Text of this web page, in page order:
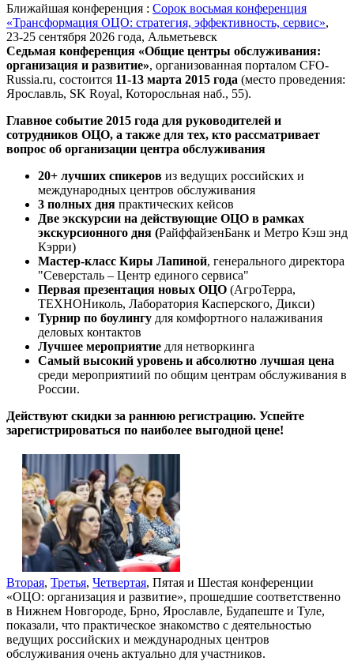
Ближайшая конференция : Сорок восьмая конференция
«Трансформация ОЦО: стратегия, эффективность, сервис»,
23-25 сентября 2026 года, Альметьевск
Седьмая конференция «Общие центры обслуживания:
организация и развитие», организованная порталом CFO-
Russia.ru, состоится 11-13 марта 2015 года (место проведения:
Ярославль, SK Royal, Которосльная наб., 55).
Главное событие 2015 года для руководителей и
сотрудников ОЦО, а также для тех, кто рассматривает
вопрос об организации центра обслуживания
20+ лучших спикеров из ведущих российских и
международных центров обслуживания
3 полных дня практических кейсов
Две экскурсии на действующие ОЦО в рамках
экскурсионного дня (РайффайзенБанк и Метро Кэш энд
Кэрри)
Мастер-класс Киры Лапиной, генерального директора
"Северсталь – Центр единого сервиса"
Первая презентация новых ОЦО (АгроТерра,
ТЕХНОНиколь, Лаборатория Касперского, Дикси)
Турнир по боулингу для комфортного налаживания
деловых контактов
Лучшее мероприятие для нетворкинга
Самый высокий уровень и абсолютно лучшая цена
среди мероприятиий по общим центрам обслуживания в
России.
Действуют скидки за раннюю регистрацию. Успейте
зарегистрироваться по наиболее выгодной цене!
Вторая, Третья, Четвертая, Пятая и Шестая конференции
«ОЦО: организация и развитие», прошедшие соответственно
в Нижнем Новгороде, Брно, Ярославле, Будапеште и Туле,
показали, что практическое знакомство с деятельностью
ведущих российских и международных центров
обслуживания очень актуально для участников.